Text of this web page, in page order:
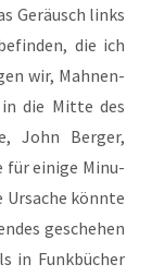
Geräusch links
die ich
wir, Mah­nen­
in die Mit­te des
John Ber­ger,
für eini­ge Minu­
Ursa­che könn­te
gesche­hen
in Funk­bü­cher